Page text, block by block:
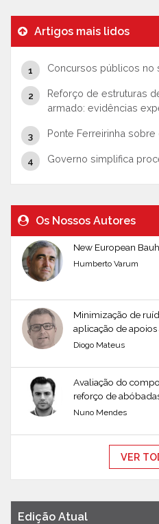
Artigos mais lidos
Concursos públicos no
Reforço de estruturas
armado: evidências
Ponte Ferreirinha sobre
Governo simplifica
Os Nossos Autores
New European
Humberto Varum
Minimização de
aplicação de
Diogo Mateus
Avaliação do
reforço de
Nuno Mendes
VER
Edição Atual